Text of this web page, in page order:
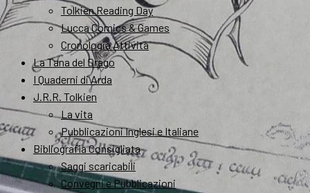
Tolkien Reading Day
Lucca Comics & Games
Cronologia Attività
La Tana del Drago
I Quaderni di Arda
J.R.R. Tolkien
La vita
Pubblicazioni Inglesi e Italiane
Bibliografia Consigliata
Saggi scaricabili
Convegni e Pubblicazioni